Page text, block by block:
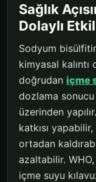
Sağlık
Dolaylı
Sodyum
kimyasal
doğrudan içme
dozlama
üzerinden
katkısı yapabilir,
ortadan
azaltabilir.
içme suyu